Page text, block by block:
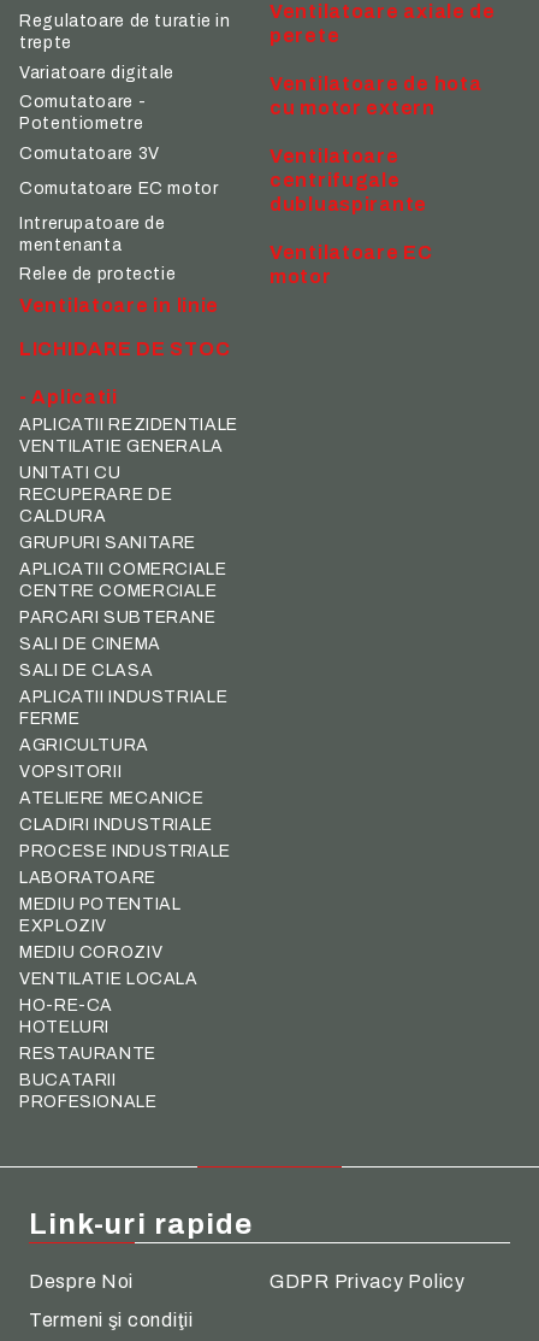
Regulatoare de turatie in
trepte
Variatoare digitale
Comutatoare -
Potentiometre
Comutatoare 3V
Comutatoare EC motor
Intrerupatoare de
mentenanta
Relee de protectie
Ventilatoare axiale de
perete
Ventilatoare de hota
cu motor extern
Ventilatoare
centrifugale
dubluaspirante
Ventilatoare EC
motor
Ventilatoare in linie
LICHIDARE DE STOC
- Aplicatii
APLICATII REZIDENTIALE
VENTILATIE GENERALA
UNITATI CU
RECUPERARE DE
CALDURA
GRUPURI SANITARE
APLICATII COMERCIALE
CENTRE COMERCIALE
PARCARI SUBTERANE
SALI DE CINEMA
SALI DE CLASA
APLICATII INDUSTRIALE
FERME
AGRICULTURA
VOPSITORII
ATELIERE MECANICE
CLADIRI INDUSTRIALE
PROCESE INDUSTRIALE
LABORATOARE
MEDIU POTENTIAL
EXPLOZIV
MEDIU COROZIV
VENTILATIE LOCALA
HO-RE-CA
HOTELURI
RESTAURANTE
BUCATARII
PROFESIONALE
Link-uri rapide
Despre Noi
Termeni şi condiţii
GDPR Privacy Policy